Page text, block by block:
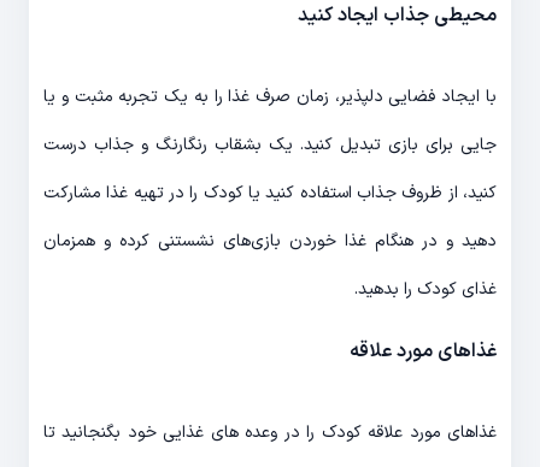
محیطی جذاب ایجاد کنید
با ایجاد فضایی دلپذیر، زمان صرف غذا را به یک تجربه مثبت و یا
جایی برای بازی تبدیل کنید. یک بشقاب رنگارنگ و جذاب درست
کنید، از ظروف جذاب استفاده کنید یا کودک را در تهیه غذا مشارکت
دهید و در هنگام غذا خوردن بازی‌های نشستنی کرده و همزمان
غذای کودک را بدهید.
غذاهای مورد علاقه
غذاهای مورد علاقه کودک را در وعده های غذایی خود بگنجانید تا